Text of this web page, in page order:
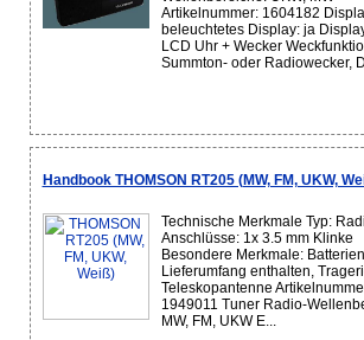
Artikelnummer: 1604182
beleuchtetes Display: ja
LCD Uhr + Wecker
Summton- oder Radiowecker,
Handbook THOMSON RT205 (MW, FM, UKW,
Technische Merkmale Typ:
Anschlüsse: 1x 3.5 mm Klinke
Besondere Merkmale:
Lieferumfang enthalten,
Teleskopantenne
1949011 Tuner Radio-
MW, FM, UKW E...